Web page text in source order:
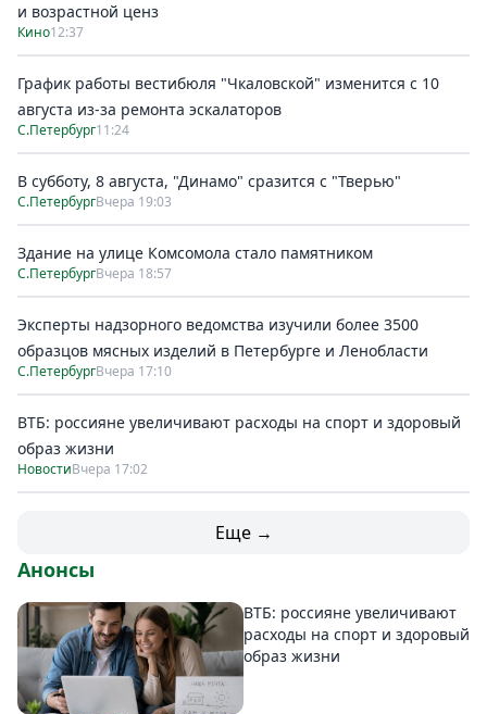
и возрастной ценз
Кино12:37
График работы вестибюля "Чкаловской" изменится с 10
августа из-за ремонта эскалаторов
С.Петербург11:24
В субботу, 8 августа, "Динамо" сразится с "Тверью"
С.ПетербургВчера 19:03
Здание на улице Комсомола стало памятником
С.ПетербургВчера 18:57
Эксперты надзорного ведомства изучили более 3500
образцов мясных изделий в Петербурге и Ленобласти
С.ПетербургВчера 17:10
ВТБ: россияне увеличивают расходы на спорт и здоровый
образ жизни
НовостиВчера 17:02
Еще →
Анонсы
ВТБ: россияне увеличивают
расходы на спорт и здоровый
образ жизни